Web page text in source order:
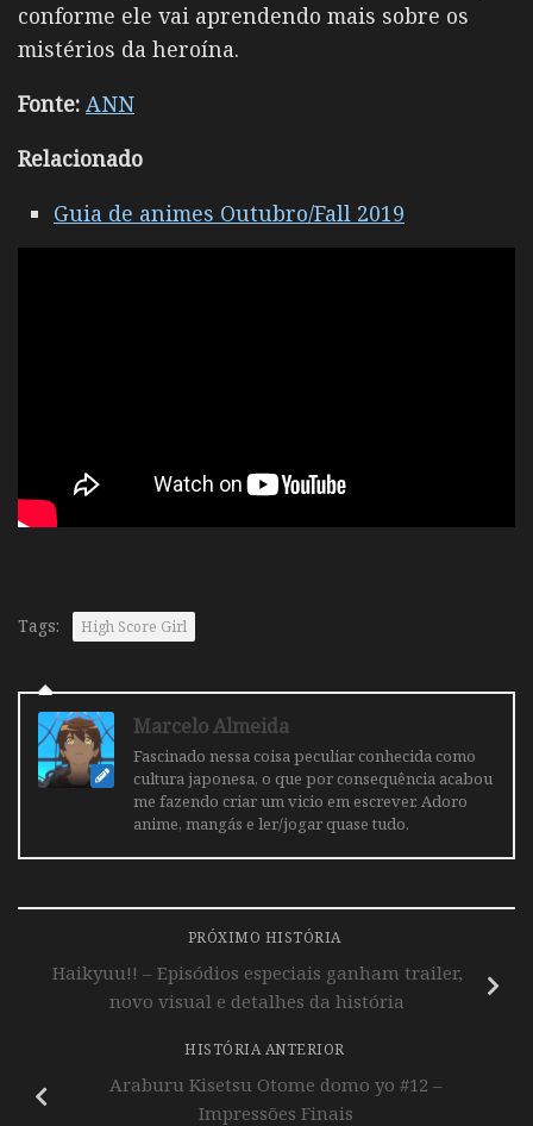
conforme ele vai aprendendo mais sobre os
mistérios da heroína.
Fonte: ANN
Relacionado
Guia de animes Outubro/Fall 2019
Tags: High Score Girl
Marcelo Almeida
Fascinado nessa coisa peculiar conhecida como
cultura japonesa, o que por consequência acabou
me fazendo criar um vicio em escrever. Adoro
anime, mangás e ler/jogar quase tudo.
PRÓXIMO HISTÓRIA
Haikyuu!! – Episódios especiais ganham trailer,
novo visual e detalhes da história
HISTÓRIA ANTERIOR
Araburu Kisetsu Otome domo yo #12 –
Impressões Finais